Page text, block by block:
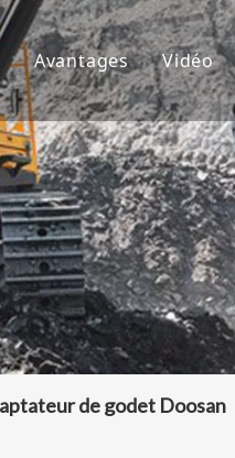
de nous
Avantages
R&D
Production
Service
Vidéo
de godet Doosan